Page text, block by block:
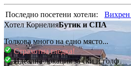
Последно посетени хотели:
Хотел КорнелияБутик и СПА
Толкова много на едно място...
Страхотна гледка!
Идеална локация за ски и голф